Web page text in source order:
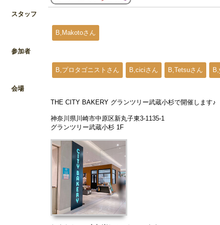
スタッフ
B,Makotoさん
参加者
B,プロタゴニストさん B,ciciさん B,Tetsuさん
会場
THE CITY BAKERY グランツリー武蔵小杉で開催します♪
神奈川県川崎市中原区新丸子東3-1135-1
グランツリー武蔵小杉 1F